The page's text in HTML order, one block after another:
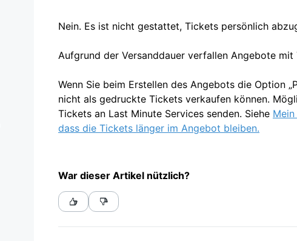
Nein. Es ist nicht gestattet, Tickets persönlich
Aufgrund der Versanddauer verfallen Angebote
Wenn Sie beim Erstellen des Angebots die Option
nicht als gedruckte Tickets verkaufen können.
Tickets an Last Minute Services senden. Siehe
dass die Tickets länger im Angebot bleiben.
War dieser Artikel nützlich?